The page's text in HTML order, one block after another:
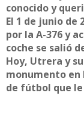
conocido y
El 1 de junio
por la A-376 y
coche se salió
Hoy, Utrera y
monumento en
de fútbol que